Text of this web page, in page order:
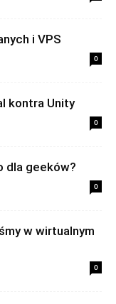
i VPS
0
kontra Unity
0
dla geeków?
0
w wirtualnym
0